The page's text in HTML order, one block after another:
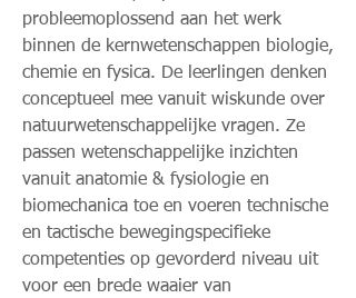
probleemoplossend aan het werk
binnen de kernwetenschappen biologie,
chemie en fysica. De leerlingen denken
conceptueel mee vanuit wiskunde over
natuurwetenschappelijke vragen. Ze
passen wetenschappelijke inzichten
vanuit anatomie & fysiologie en
biomechanica toe en voeren technische
en tactische bewegingspecifieke
competenties op gevorderd niveau uit
voor een brede waaier van